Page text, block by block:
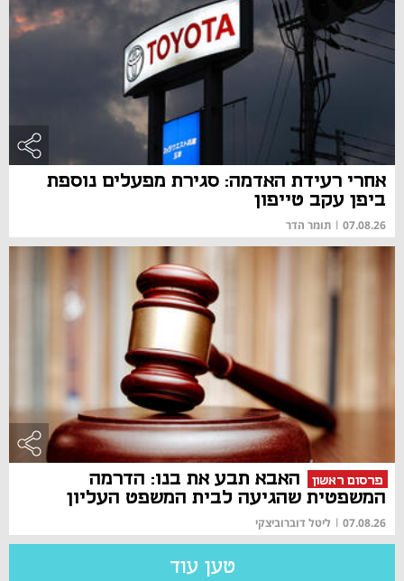
אחרי רעידת האדמה: סגירת מפעלים נוספת
ביפן עקב טייפון
07.08.26
| תומר הדר
פרסום ראשון
האבא תבע את בנו: הדרמה
המשפטית שהגיעה לבית המשפט העליון
07.08.26
| ליטל דוברוביצקי
טען עוד